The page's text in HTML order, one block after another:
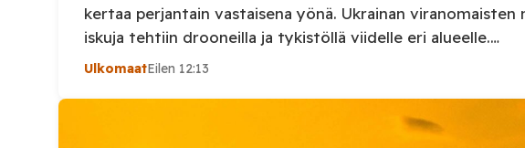
kertaa perjantain vastaisena yönä. Ukrainan viranomaisten
iskuja tehtiin drooneilla ja tykistöllä viidelle eri alueelle.
Henkilövahingoilta vältyttiin. Dnipropetrovskin alueellisen
elokuuta julkaisemassaan Telegram-päivityksessä, että
joukot hyökkäsivät yön aikana yli 20 kertaa viidelle alueelle.
UlkomaatEilen 12:13